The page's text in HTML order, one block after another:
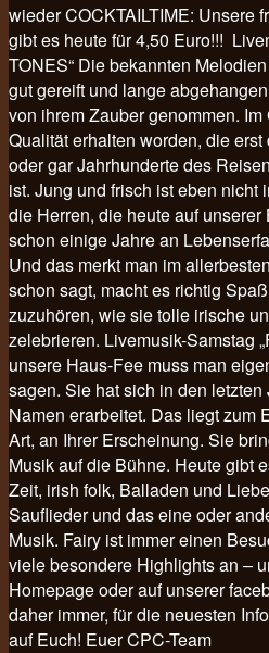
wieder COCKTAILTIME: Unsere
gibt es heute für 4,50 Euro!!!
TONES“ Die bekannten
gut gereift und lange
von ihrem Zauber genommen.
Qualität erhalten worden, die
oder gar Jahrhunderte des
ist. Jung und frisch ist eben nicht
die Herren, die heute auf
schon einige Jahre an
Und das merkt man im
schon sagt, macht es richtig
zuzuhören, wie sie tolle irische
zelebrieren. Livemusik-Samstag
unsere Haus-Fee muss man
sagen. Sie hat sich in den
Namen erarbeitet. Das liegt zum
Art, an Ihrer Erscheinung. Sie
Musik auf die Bühne. Heute gibt
Zeit, irish folk, Balladen und
Sauflieder und das eine oder
Musik. Fairy ist immer einen
viele besondere Highlights an –
Homepage oder auf unserer
daher immer, für die neuesten
auf Euch! Euer CPC-Team